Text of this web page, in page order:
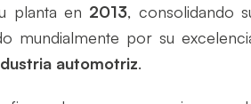
planta en 2013, consolidando
mundialmente por su
automotriz.